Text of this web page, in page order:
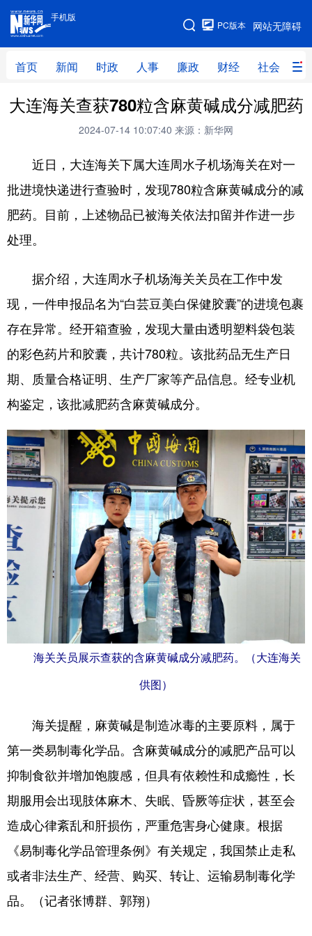
手机版
网站无障碍
PC版本
首页 新闻 时政 人事 廉政 财经 社会 科
手机版
网站地图
首页 新闻 时政 人事
财经 社会
文化 教育 健康 旅游
体育 视频 直播 无人机
地方频道
北京 天津 河北 山西
辽宁 吉林 上海 江苏
浙江 安徽 福建 江西
山东 河南 湖北 湖南
陕西 甘肃 青海 宁夏
新疆 内蒙古 黑龙江
多语种频道
English Español Français عربى
Русский язык 日本語
Deutsch Português
大连海关查获780粒含麻黄碱成分减肥药
2024-07-14 10:07:40 来源：新华网
近日，大连海关下属大连周水子机场海关在对一
批进境快递进行查验时，发现780粒含麻黄碱成分的减
肥药。目前，上述物品已被海关依法扣留并作进一步
处理。
据介绍，大连周水子机场海关关员在工作中发
现，一件申报品名为“白芸豆美白保健胶囊”的进境包裹
存在异常。经开箱查验，发现大量由透明塑料袋包装
的彩色药片和胶囊，共计780粒。该批药品无生产日
期、质量合格证明、生产厂家等产品信息。经专业机
构鉴定，该批减肥药含麻黄碱成分。
海关关员展示查获的含麻黄碱成分减肥药。（大连海关
供图）
海关提醒，麻黄碱是制造冰毒的主要原料，属于
第一类易制毒化学品。含麻黄碱成分的减肥产品可以
抑制食欲并增加饱腹感，但具有依赖性和成瘾性，长
期服用会出现肢体麻木、失眠、昏厥等症状，甚至会
造成心律紊乱和肝损伤，严重危害身心健康。根据
《易制毒化学品管理条例》有关规定，我国禁止走私
或者非法生产、经营、购买、转让、运输易制毒化学
品。（记者张博群、郭翔）